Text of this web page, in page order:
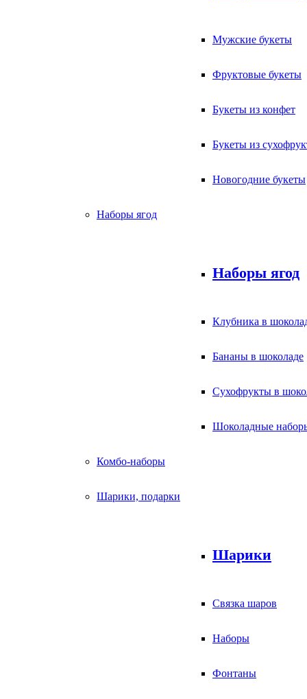
Мужские букеты
Фруктовые букеты
Букеты из конфет
Букеты из
Новогодние букеты
Наборы ягод
Наборы ягод
Клубника в
Бананы в шоколаде
Сухофрукты в
Шоколадные
Комбо-наборы
Шарики, подарки
Шарики
Связка шаров
Наборы
Фонтаны